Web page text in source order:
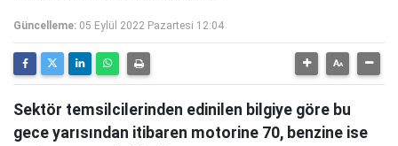
Güncelleme: 05 Eylül 2022 Pazartesi 12:04
Sektör temsilcilerinden edinilen bilgiye göre bu
gece yarısından itibaren motorine 70, benzine ise